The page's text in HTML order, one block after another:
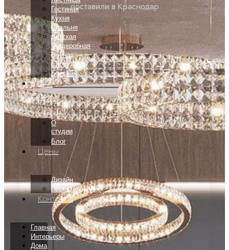
Гостиная
Кухня
Спальня
Детская
Гардеробная
Ванная
Спортзал
Бассейн
О
нас
О
студии
Блог
Цены
Дизайн
Проектирование
Контакты
Главная
Интерьеры
Дома
поставили в Краснодар